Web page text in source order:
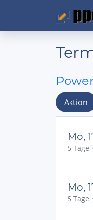
Aktion
Mo,
5 Tage
Mo,
5 Tage